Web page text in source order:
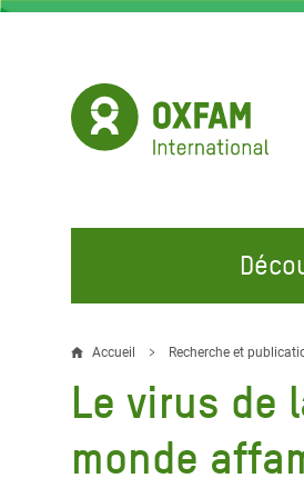
Aller
NOS DOMAINES
Eau et Assainissement
Alimentation, Climat et
Ressources Naturelles
REJOINDRE NOS
Climate Justice
Hands Off Our Spaces
d'Ariane
Accueil Recherche et
Le virus de
monde